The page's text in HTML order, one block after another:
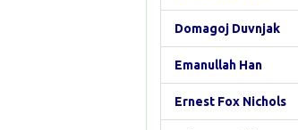
Domagoj Duvnjak
Emanullah Han
Ernest Fox Nichols